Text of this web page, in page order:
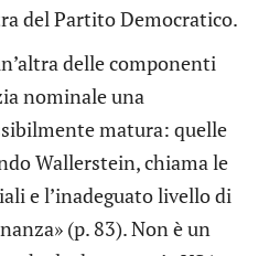
del Partito Democratico.
delle componenti
nominale una
matura: quelle
Wallerstein, chiama le
e l’inadeguato livello di
(p. 83). Non è un